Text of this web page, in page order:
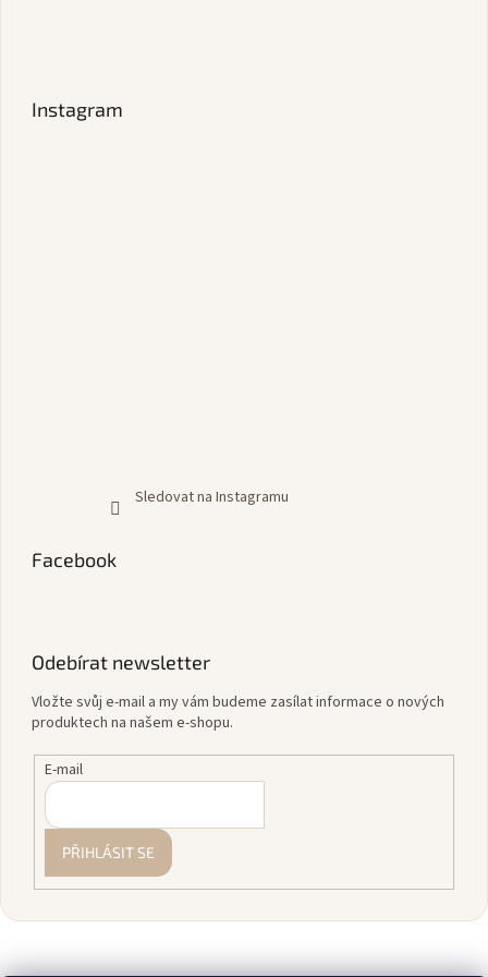
Instagram
Sledovat na Instagramu
Facebook
Odebírat newsletter
Vložte svůj e-mail a my vám budeme zasílat informace o nových
produktech na našem e-shopu.
E-mail
PŘIHLÁSIT SE